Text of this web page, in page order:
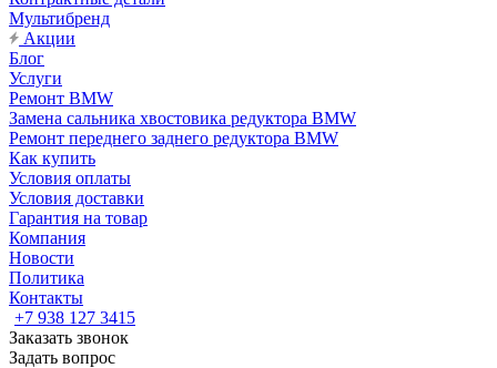
Мультибренд
Акции
Блог
Услуги
Ремонт BMW
Замена сальника хвостовика редуктора BMW
Ремонт переднего заднего редуктора BMW
Как купить
Условия оплаты
Условия доставки
Гарантия на товар
Компания
Новости
Политика
Контакты
+7 938 127 3415
Заказать звонок
Задать вопрос